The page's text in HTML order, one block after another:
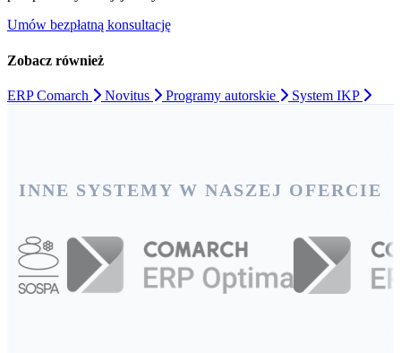
Umów bezpłatną konsultację
Zobacz również
ERP Comarch Novitus Programy autorskie System IKP
INNE SYSTEMY W NASZEJ OFERCIE